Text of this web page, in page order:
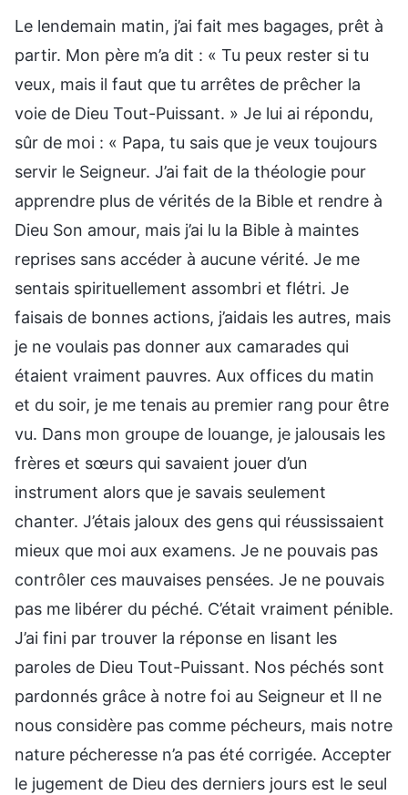
Le lendemain matin, j’ai fait mes bagages, prêt à
partir. Mon père m’a dit : « Tu peux rester si tu
veux, mais il faut que tu arrêtes de prêcher la
voie de Dieu Tout-Puissant. » Je lui ai répondu,
sûr de moi : « Papa, tu sais que je veux toujours
servir le Seigneur. J’ai fait de la théologie pour
apprendre plus de vérités de la Bible et rendre à
Dieu Son amour, mais j’ai lu la Bible à maintes
reprises sans accéder à aucune vérité. Je me
sentais spirituellement assombri et flétri. Je
faisais de bonnes actions, j’aidais les autres, mais
je ne voulais pas donner aux camarades qui
étaient vraiment pauvres. Aux offices du matin
et du soir, je me tenais au premier rang pour être
vu. Dans mon groupe de louange, je jalousais les
frères et sœurs qui savaient jouer d’un
instrument alors que je savais seulement
chanter. J’étais jaloux des gens qui réussissaient
mieux que moi aux examens. Je ne pouvais pas
contrôler ces mauvaises pensées. Je ne pouvais
pas me libérer du péché. C’était vraiment pénible.
J’ai fini par trouver la réponse en lisant les
paroles de Dieu Tout-Puissant. Nos péchés sont
pardonnés grâce à notre foi au Seigneur et Il ne
nous considère pas comme pécheurs, mais notre
nature pécheresse n’a pas été corrigée. Accepter
le jugement de Dieu des derniers jours est le seul